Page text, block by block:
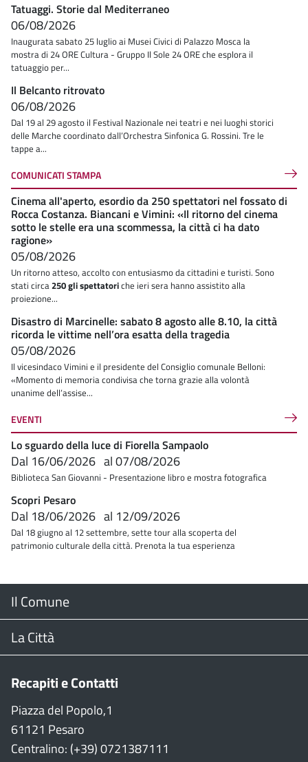
Tatuaggi. Storie dal Mediterraneo
06/08/2026
Inaugurata sabato 25 luglio ai Musei Civici di Palazzo Mosca la
mostra di 24 ORE Cultura - Gruppo Il Sole 24 ORE che esplora il
tatuaggio per...
Il Belcanto ritrovato
06/08/2026
Dal 19 al 29 agosto il Festival Nazionale nei teatri e nei luoghi storici
delle Marche coordinato dall’Orchestra Sinfonica G. Rossini. Tre le
tappe a...
COMUNICATI STAMPA
Cinema all'aperto, esordio da 250 spettatori nel fossato di
Rocca Costanza. Biancani e Vimini: «Il ritorno del cinema
sotto le stelle era una scommessa, la città ci ha dato
ragione»
05/08/2026
Un ritorno atteso, accolto con entusiasmo da cittadini e turisti. Sono
stati circa250 gli spettatoriche ieri sera hanno assistito alla
proiezione...
Disastro di Marcinelle: sabato 8 agosto alle 8.10, la città
ricorda le vittime nell’ora esatta della tragedia
05/08/2026
Il vicesindaco Vimini e il presidente del Consiglio comunale Belloni:
«Momento di memoria condivisa che torna grazie alla volontà
unanime dell’assise...
EVENTI
Lo sguardo della luce di Fiorella Sampaolo
Dal 16/06/2026 al07/08/2026
Biblioteca San Giovanni - Presentazione libro e mostra fotografica
Scopri Pesaro
Dal 18/06/2026 al 12/09/2026
Dal 18 giugno al 12 settembre, sette tour alla scoperta del
patrimonio culturale della città. Prenota la tua esperienza
Menu
Footer
Il Comune
Il Sindaco
Consiglio Comunale
CON
La Città
Web Cam
Stradario
WiFi
Recapiti e Contatti
Piazza del Popolo,1
61121 Pesaro
Centralino: (+39) 0721387111